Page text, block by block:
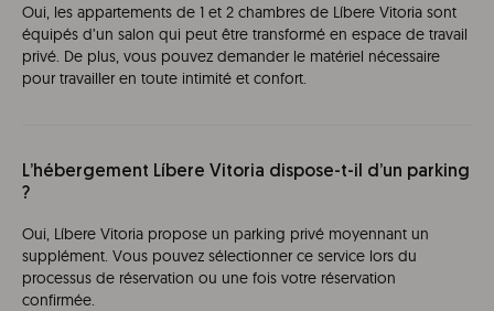
Oui, les appartements de 1 et 2 chambres de Líbere Vitoria sont
équipés d’un salon qui peut être transformé en espace de travail
privé. De plus, vous pouvez demander le matériel nécessaire
pour travailler en toute intimité et confort.
L’hébergement Líbere Vitoria dispose-t-il d’un parking
?
Oui, Líbere Vitoria propose un parking privé moyennant un
supplément. Vous pouvez sélectionner ce service lors du
processus de réservation ou une fois votre réservation
confirmée.